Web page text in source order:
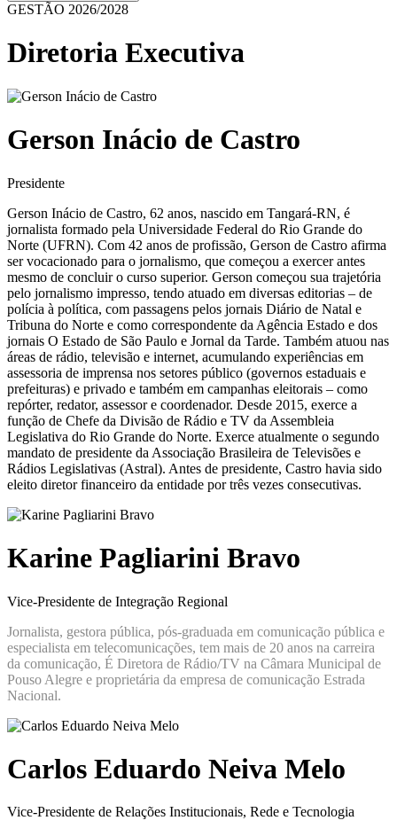
GESTÃO 2026/2028
Diretoria Executiva
Gerson Inácio de Castro
Presidente
Gerson Inácio de Castro, 62 anos, nascido em Tangará-RN, é
jornalista formado pela Universidade Federal do Rio Grande do
Norte (UFRN). Com 42 anos de profissão, Gerson de Castro afirma
ser vocacionado para o jornalismo, que começou a exercer antes
mesmo de concluir o curso superior. Gerson começou sua trajetória
pelo jornalismo impresso, tendo atuado em diversas editorias – de
polícia à política, com passagens pelos jornais Diário de Natal e
Tribuna do Norte e como correspondente da Agência Estado e dos
jornais O Estado de São Paulo e Jornal da Tarde. Também atuou nas
áreas de rádio, televisão e internet, acumulando experiências em
assessoria de imprensa nos setores público (governos estaduais e
prefeituras) e privado e também em campanhas eleitorais – como
repórter, redator, assessor e coordenador. Desde 2015, exerce a
função de Chefe da Divisão de Rádio e TV da Assembleia
Legislativa do Rio Grande do Norte. Exerce atualmente o segundo
mandato de presidente da Associação Brasileira de Televisões e
Rádios Legislativas (Astral). Antes de presidente, Castro havia sido
eleito diretor financeiro da entidade por três vezes consecutivas.
Karine Pagliarini Bravo
Vice-Presidente de Integração Regional
Jornalista, gestora pública, pós-graduada em comunicação pública e
especialista em telecomunicações, tem mais de 20 anos na carreira
da comunicação, É Diretora de Rádio/TV na Câmara Municipal de
Pouso Alegre e proprietária da empresa de comunicação Estrada
Nacional.
Carlos Eduardo Neiva Melo
Vice-Presidente de Relações Institucionais, Rede e Tecnologia